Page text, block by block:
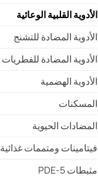
الأدوية القلبية الوعائية
الأدوية المضادة للتشنج
الأدوية المضادة للفطريات
الأدوية الهضمية
المسكنات
المضادات الحيوية
فيتامينات ومتممات غذائية
مثبطات PDE-5